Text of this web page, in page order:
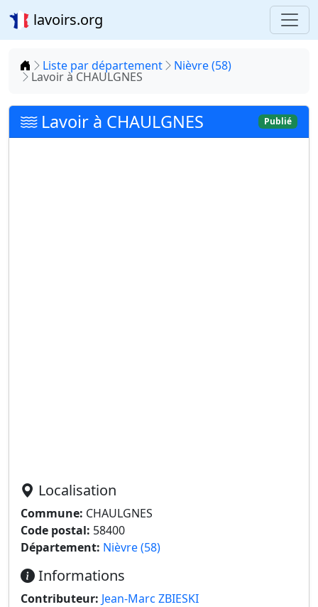
lavoirs.org
Accueil
Liste par département Nièvre (58)
Lavoir à CHAULGNES
Lavoir à CHAULGNES Publié
Localisation
Commune: CHAULGNES
Code postal: 58400
Département: Nièvre (58)
Informations
Contributeur: Jean-Marc ZBIESKI